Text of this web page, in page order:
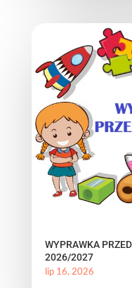
WYPRAWKA
2026/2027
lip 16, 2026